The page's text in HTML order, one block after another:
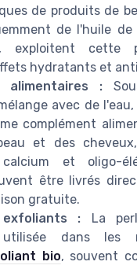
de produits de
de l'huile de
exploitent cette
hydratants et
alimentaires :
avec de
complément
et des
et oligo-
être livrés
gratuite.
: La
utilisée dans les
bio, souvent